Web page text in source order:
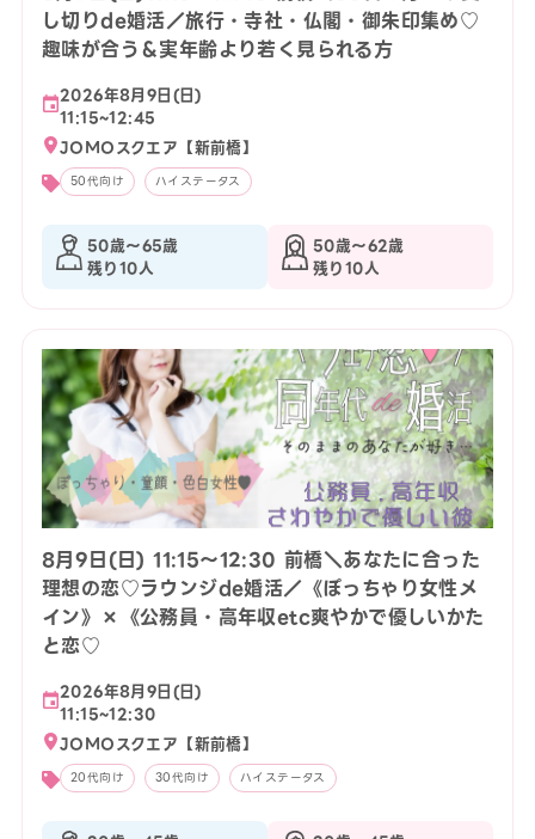
し切りde婚活／旅行・寺社・仏閣・御朱印集め♡
趣味が合う＆実年齢より若く見られる方
2026年8月9日(日)
11:15~12:45
JOMOスクエア【新前橋】
50代向け ハイステータス
50歳〜65歳
残り10人
50歳〜62歳
残り10人
8月9日(日) 11:15〜12:30 前橋＼あなたに合った
理想の恋♡ラウンジde婚活／《ぽっちゃり女性メ
イン》×《公務員・高年収etc爽やかで優しいかた
と恋♡
2026年8月9日(日)
11:15~12:30
JOMOスクエア【新前橋】
20代向け 30代向け ハイステータス